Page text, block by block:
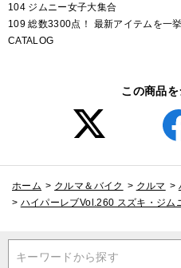
104 ジムニー女子大集合
109 総数3300点！ 最新アイテムを一
CATALOG
この商品
ホーム > クルマ＆バイク > クルマ >
> ハイパーレブVol.260 スズキ・ジム
キーワードから探す